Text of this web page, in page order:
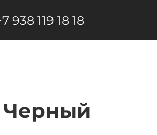
938 119 18 18
Черный